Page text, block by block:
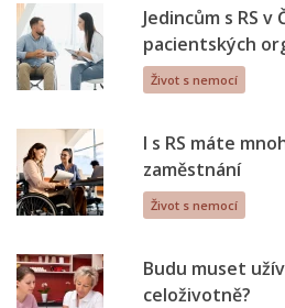
Jedincům s RS
pacientských
Život s nemocí
I s RS máte
zaměstnání
Život s nemocí
Budu muset
celoživotně?